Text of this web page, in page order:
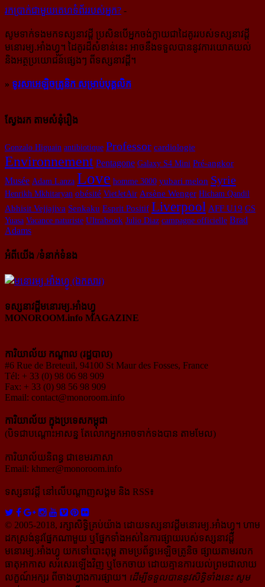
រក​​ប្រាក់​​ជា​​មួយ​​គេហទំព័រ​​របស់​​អ្នក? -
សូម​ទាក់ទង​មក​ទស្សនាវដ្ដី ប្រសិន​បើ​អ្នក​ចង់​ក្លាយ​ជា​ដៃគូរ​របស់​ទស្សនាវដ្ដី​
មនោរម្យ.អាំងហ្វូ។ ដៃ​គូរ​ដ៏​សំខាន់​នេះ អាច​នឹង​ទទួល​បាន​នូវ​ការ​យោគយល់
និង​អត្ថ​ប្រយោជន៍​ផ្សេងៗ ពីទស្សនាវដ្ដី។
» ទូរសាអេឡិចត្រូនិក សម្រាប់បុគ្គលិក
ស្វែងរក តាមសំនុំរឿង
Gonzalo Higuain antibiotique Professor cardiologie
Environnement Pentagone Galaxy S4 Mini Pré-angkor
Musée Adam Lanza Love homme 3000 yubari melon Syrie
Henrikh Mkhitaryan obésité VietJetAir Arsène Wenger Hicham Qandil
Abhisit Vejjajiva Senkaku Esprit Positif Liverpool AFF U19 GS
Yuasa Vacance naturiste Ultrabook Julio Diaz campagne officielle Brad
Adams
អំពីយើង /ទំនាក់ទំនង
ទស្សនាវដ្ដីមនោរម្យ.អាំងហ្វូ
MONOROOM.info MAGAZINE
ការិយាល័យ កណ្ដាល (រដ្ឋបាល)
#6 Rue de Breteuil, 94100 St Maur des Fosses, France
Tél: + 33 (0) 98 06 98 909
Fax: + 33 (0) 98 56 98 909
Email: contact@monoroom.info
ការិយាល័យ ក្នុង​ប្រទេស​កម្ពុជា
(បិទជាបណ្ដោះអាសន្ន តែលោកអ្នកអាចទាក់ទងបាន តាមមែល)
ការិយាល័យនិពន្ធ ជាខេមរភាសា
Email: khmer@monoroom.info
ទស្សនាវដ្ដី​ នៅលើបណ្ដាញសង្គម និង RSS៖
© 2005-2018, រក្សាសិទ្ធិគ្រប់យ៉ាង ដោយទស្សនាវដ្ដី​មនោរម្យ.អាំងហ្វូ។ ហាម​
ដក​ស្រង់​នូវ​ផ្នែក​ណា​មួយ​ ឬ​ផ្នែក​ទាំង​អស់​នៃ​ការ​ផ្សាយ​របស់​ទស្សនាវដ្ដី​​
មនោរម្យ.អាំងហ្វូ យក​ទៅ​​បោះពុម្ព តាម​ប្រព័ន្ធ​អេឡិច​ត្រូនិច ផ្សាយ​តាម​រលក​
ធាតុអាកាស សរសេរ​ឡើង​វិញ ឬ​ចែក​ចាយ​ ដោយ​គ្មាន​ការ​យល់ព្រមជា​លាយ​
លក្ខណ៍​អក្សរ​ ពី​ចាងហ្វាង​ការ​ផ្សាយ​។ ដើម្បី​ទទួល​បាននូវសិទ្ធិ​ទាំងនេះ សូម​